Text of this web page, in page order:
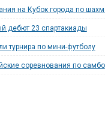
на Кубок города по
дебют 23 спартакиады
турнира по мини-футболу
соревнования по самбо